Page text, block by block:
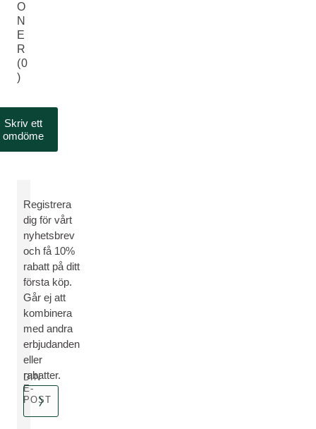
O
N
E
R
(0
)
Skriv ett
omdöme
Registrera
dig för vårt
nyhetsbrev
och få 10%
rabatt på ditt
första köp.
Går ej att
kombinera
med andra
erbjudanden
eller
rabatter.
DIN
E-
POST